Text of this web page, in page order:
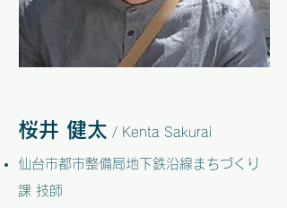
桜井 健太 / Kenta Sakurai
仙台市都市整備局地下鉄沿線まちづくり
課 技師